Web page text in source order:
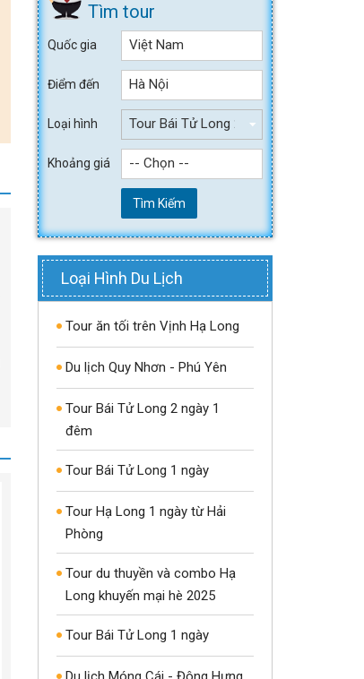
Tìm tour
Quốc gia Việt Nam
Điểm đến Hà Nội
Loại hình Tour Bái Tử Long 2 ngày 1 đêm
Khoảng giá -- Chọn --
Tìm Kiếm
Loại Hình Du Lịch
Tour ăn tối trên Vịnh Hạ Long
Du lịch Quy Nhơn - Phú Yên
Tour Bái Tử Long 2 ngày 1
đêm
Tour Bái Tử Long 1 ngày
Tour Hạ Long 1 ngày từ Hải
Phòng
Tour du thuyền và combo Hạ
Long khuyến mại hè 2025
Tour Bái Tử Long 1 ngày